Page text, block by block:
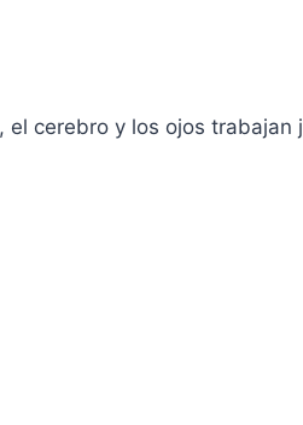
cerebro y los ojos trabajan